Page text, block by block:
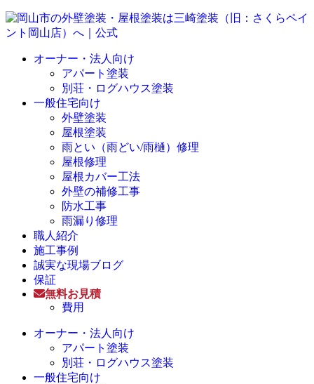
オーナー・法人向け
アパート塗装
別荘・ログハウス塗装
一般住宅向け
外壁塗装
屋根塗装
雨とい（雨どい/雨樋）修理
屋根修理
屋根カバー工法
外壁の補修工事
防水工事
雨漏り修理
職人紹介
施工事例
誠実な現場ブログ
保証
無料お見積
費用
オーナー・法人向け
アパート塗装
別荘・ログハウス塗装
一般住宅向け